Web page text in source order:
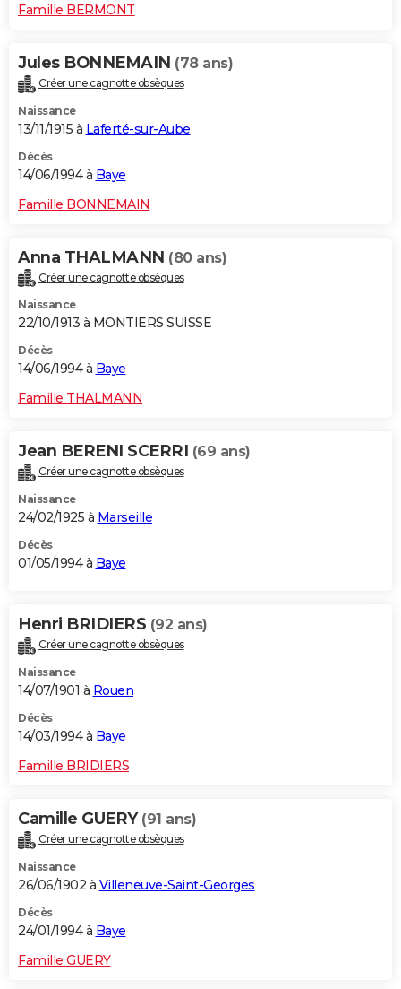
Famille BERMONT
Jules BONNEMAIN (78 ans)
Créer une cagnotte obsèques
Naissance
13/11/1915 à Laferté-sur-Aube
Décès
14/06/1994 à Baye
Famille BONNEMAIN
Anna THALMANN (80 ans)
Créer une cagnotte obsèques
Naissance
22/10/1913 à MONTIERS SUISSE
Décès
14/06/1994 à Baye
Famille THALMANN
Jean BERENI SCERRI (69 ans)
Créer une cagnotte obsèques
Naissance
24/02/1925 à Marseille
Décès
01/05/1994 à Baye
Henri BRIDIERS (92 ans)
Créer une cagnotte obsèques
Naissance
14/07/1901 à Rouen
Décès
14/03/1994 à Baye
Famille BRIDIERS
Camille GUERY (91 ans)
Créer une cagnotte obsèques
Naissance
26/06/1902 à Villeneuve-Saint-Georges
Décès
24/01/1994 à Baye
Famille GUERY